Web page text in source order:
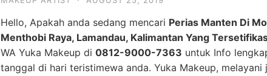
Hello, Apakah anda sedang mencari Perias Manten Di
Menthobi Raya, Lamandau, Kalimantan Yang
WA Yuka Makeup di 0812-9000-7363 untuk Info
tanggal di hari teristimewa anda. Yuka Makeup, melayani